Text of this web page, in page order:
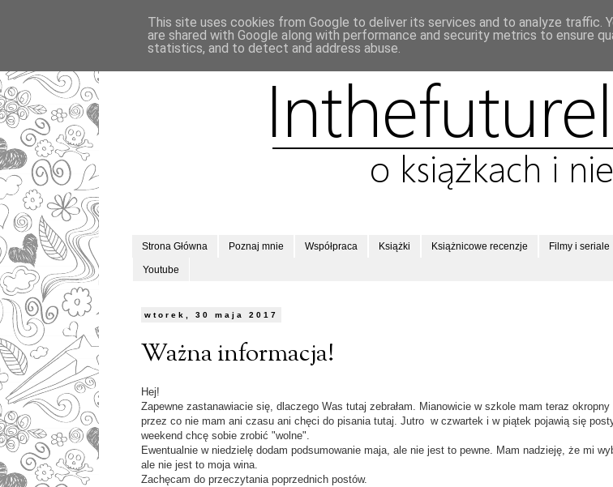
Strona Główna Poznaj mnie Współpraca Książki Książnicowe recenzje Filmy i seriale
Youtube
wtorek, 30 maja 2017
Ważna informacja!
Hej!
Zapewne zastanawiacie się, dlaczego Was tutaj zebrałam. Mianowicie w szkole mam teraz okropny
przez co nie mam ani czasu ani chęci do pisania tutaj. Jutro w czwartek i w piątek pojawią się
weekend chcę sobie zrobić "wolne".
Ewentualnie w niedzielę dodam podsumowanie maja, ale nie jest to pewne. Mam nadzieję, że mi
ale nie jest to moja wina.
Zachęcam do przeczytania poprzednich postów.
This site uses cookies from Google to deliver its services and to analyze traffic.
are shared with Google along with performance and security metrics to ensure
statistics, and to detect and address abuse.